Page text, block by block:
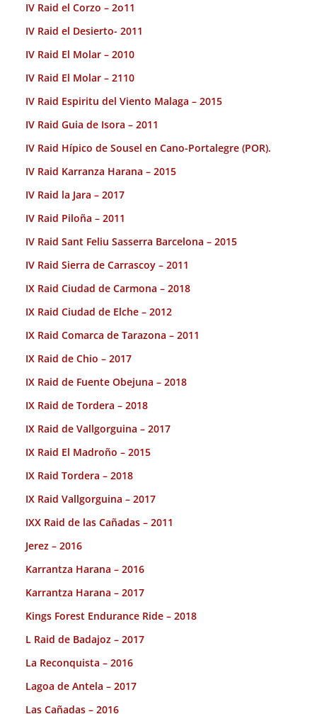
IV Raid el Corzo – 2o11
IV Raid el Desierto- 2011
IV Raid El Molar – 2010
IV Raid El Molar – 2110
IV Raid Espiritu del Viento Malaga – 2015
IV Raid Guia de Isora – 2011
IV Raid Hípico de Sousel en Cano-Portalegre (POR).
IV Raid Karranza Harana – 2015
IV Raid la Jara – 2017
IV Raid Piloña – 2011
IV Raid Sant Feliu Sasserra Barcelona – 2015
IV Raid Sierra de Carrascoy – 2011
IX Raid Ciudad de Carmona – 2018
IX Raid Ciudad de Elche – 2012
IX Raid Comarca de Tarazona – 2011
IX Raid de Chio – 2017
IX Raid de Fuente Obejuna – 2018
IX Raid de Tordera – 2018
IX Raid de Vallgorguina – 2017
IX Raid El Madroño – 2015
IX Raid Tordera – 2018
IX Raid Vallgorguina – 2017
IXX Raid de las Cañadas – 2011
Jerez – 2016
Karrantza Harana – 2016
Karrantza Harana – 2017
Kings Forest Endurance Ride – 2018
L Raid de Badajoz – 2017
La Reconquista – 2016
Lagoa de Antela – 2017
Las Cañadas – 2016